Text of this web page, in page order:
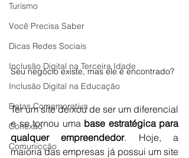
Turismo
Você Precisa Saber
Dicas Redes Sociais
Inclusão Digital na Terceira Idade
Inclusão Digital na Educação
Datas Comemorativa
Conexão
Comunicção
Seu negócio existe, mas ele é encontrado?
Ter um site deixou de ser um diferencial
e se tornou uma base estratégica para
qualquer empreendedor. Hoje, a
maioria das empresas já possui um site